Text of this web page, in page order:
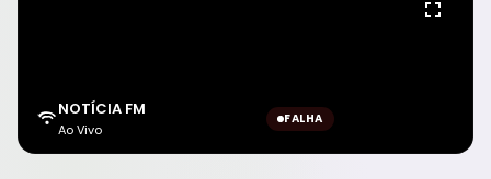
Aguardando sinal...
NOTÍCIA FM
Ao Vivo
FALHA